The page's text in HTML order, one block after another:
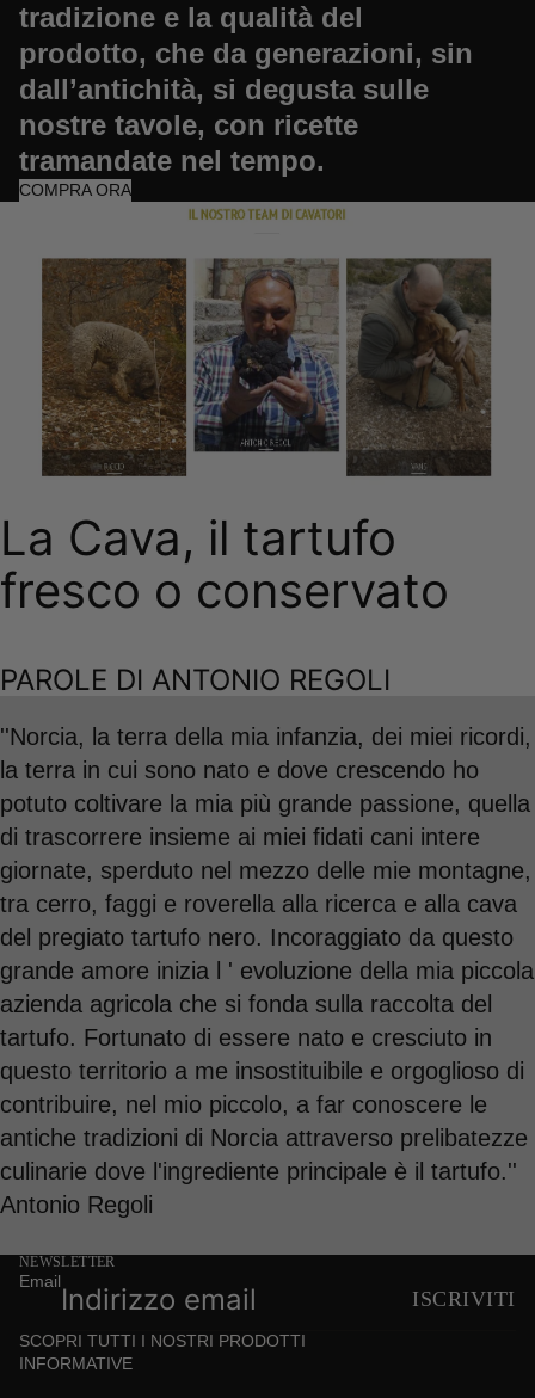
tradizione e la qualità del
prodotto, che da generazioni, sin
dall’antichità, si degusta sulle
nostre tavole, con ricette
tramandate nel tempo.
COMPRA ORA
La Cava, il tartufo
fresco o conservato
PAROLE DI ANTONIO REGOLI
''Norcia, la terra della mia infanzia, dei miei ricordi,
la terra in cui sono nato e dove crescendo ho
potuto coltivare la mia più grande passione, quella
di trascorrere insieme ai miei fidati cani intere
giornate, sperduto nel mezzo delle mie montagne,
tra cerro, faggi e roverella alla ricerca e alla cava
del pregiato tartufo nero. Incoraggiato da questo
grande amore inizia l ' evoluzione della mia piccola
azienda agricola che si fonda sulla raccolta del
tartufo. Fortunato di essere nato e cresciuto in
questo territorio a me insostituibile e orgoglioso di
contribuire, nel mio piccolo, a far conoscere le
antiche tradizioni di Norcia attraverso prelibatezze
culinarie dove l'ingrediente principale è il tartufo.''
Antonio Regoli
NEWSLETTER
Email
ISCRIVITI
SCOPRI TUTTI I NOSTRI PRODOTTI
INFORMATIVE